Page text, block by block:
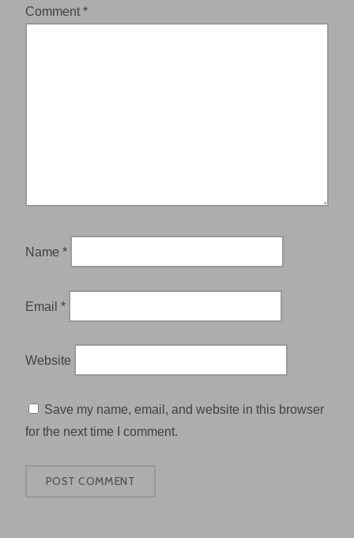
Comment *
Name *
Email *
Website
Save my name, email, and website in this browser
for the next time I comment.